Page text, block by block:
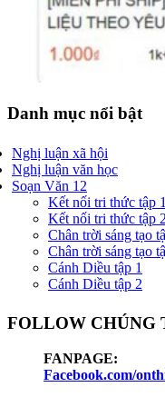
Danh mục nổi bật
Nghị luận xã hội
Nghị luận văn học
Soạn Văn 12
Kết nối tri thức tập 1
Kết nối tri thức tập 2
Chân trời sáng tạo
Chân trời sáng tạo
Cánh Diều tập 1
Cánh Diều tập 2
FOLLOW CHÚNG
FANPAGE:
Facebook.com/